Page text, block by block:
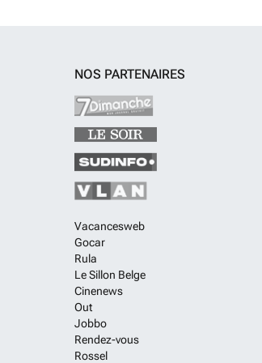
NOS PARTENAIRES
Vacancesweb
Gocar
Rula
Le Sillon Belge
Cinenews
Out
Jobbo
Rendez-vous
Rossel